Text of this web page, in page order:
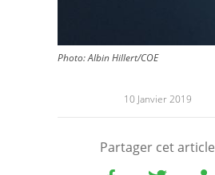
Photo: Albin Hillert/COE
10 Janvier 2019
Partager cet article